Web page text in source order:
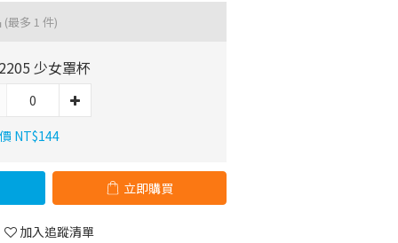
(最多 1 件)
少女罩杯
NT$144
立即購買
加入追蹤清單